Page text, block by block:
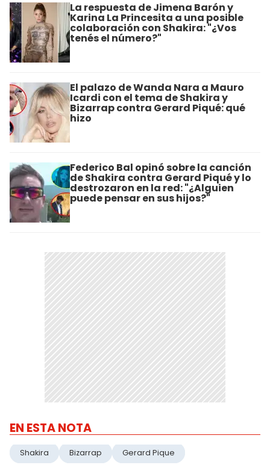
La respuesta de Jimena Barón y
Karina La Princesita a una posible
colaboración con Shakira: "¿Vos
tenés el número?"
El palazo de Wanda Nara a Mauro
Icardi con el tema de Shakira y
Bizarrap contra Gerard Piqué: qué
hizo
Federico Bal opinó sobre la canción
de Shakira contra Gerard Piqué y lo
destrozaron en la red: "¿Alguien
puede pensar en sus hijos?"
EN ESTA NOTA
Shakira Bizarrap Gerard Pique